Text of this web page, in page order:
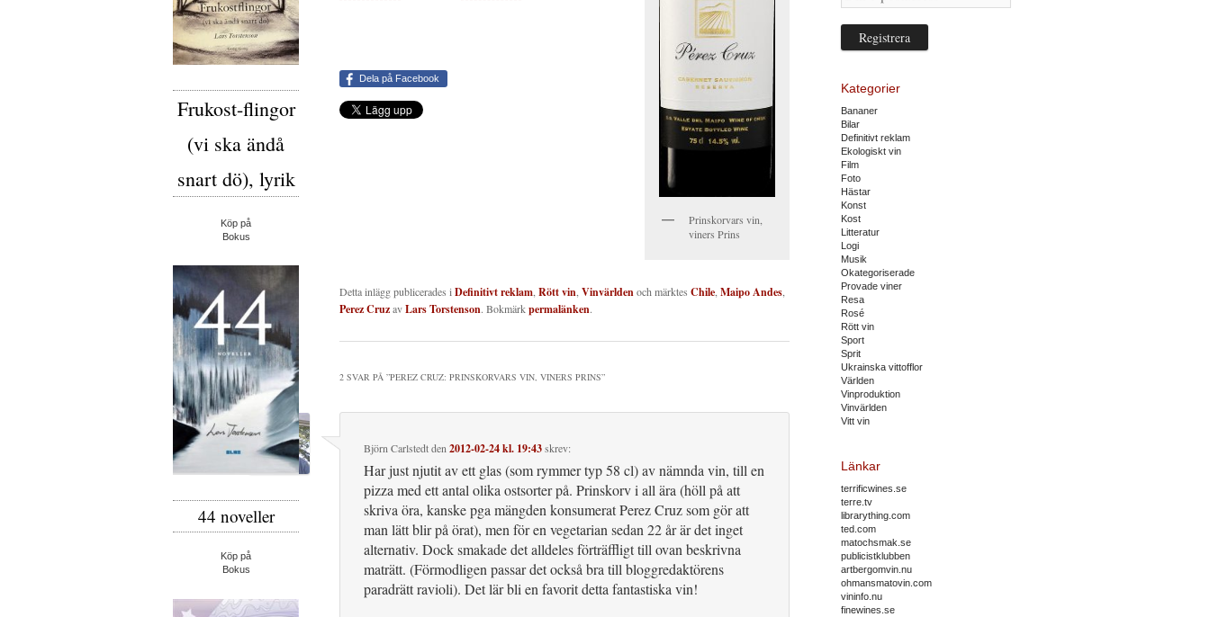
Prinskorvars vin,
viners Prins
Dela på Facebook
Detta inlägg publicerades i Definitivt reklam Rött vin Vinvärldenoch märktes Chile Maipo Andes
Perez CruzavLars Torstenson. Bokmärkpermalänken.
2 SVAR PÅ ”PEREZ CRUZ: PRINSKORVARS VIN, VINERS PRINS”
Björn Carlstedtden 2012-02-24 kl. 19:43skrev:
Har just njutit av ett glas (som rymmer typ 58 cl) av nämnda vin, till en
pizza med ett antal olika ostsorter på. Prinskorv i all ära (höll på att
skriva öra, kanske pga mängden konsumerat Perez Cruz som gör att
man lätt blir på örat), men för en vegetarian sedan 22 år är det inget
alternativ. Dock smakade det alldeles förträffligt till ovan beskrivna
maträtt. (Förmodligen passar det också bra till bloggredaktörens
paradrätt ravioli). Det lär bli en favorit detta fantastiska vin!
Kategorier
Bananer
Bilar
Definitivt reklam
Ekologiskt vin
Film
Foto
Hästar
Konst
Kost
Litteratur
Logi
Musik
Okategoriserade
Provade viner
Resa
Rosé
Rött vin
Sport
Sprit
Ukrainska vittofflor
Världen
Vinproduktion
Vinvärlden
Vitt vin
Länkar
terrificwines.se
terre.tv
librarything.com
ted.com
matochsmak.se
publicistklubben
artbergomvin.nu
ohmansmatovin.com
vininfo.nu
finewines.se
Frukost-flingor
(vi ska ändå
snart dö), lyrik
Köp på
Bokus
44 noveller
Köp på
Bokus